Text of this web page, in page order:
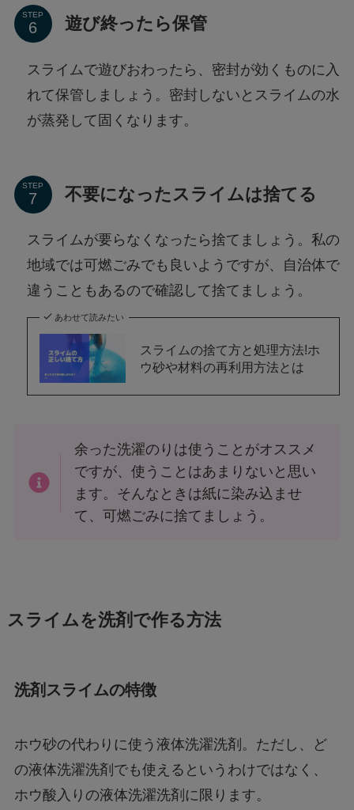
STEP 遊び終ったら保管
スライムで遊びおわったら、密封が効くものに入
れて保管しましょう。密封しないとスライムの水
が蒸発して固くなります。
STEP 不要になったスライムは捨てる
スライムが要らなくなったら捨てましょう。私の
地域では可燃ごみでも良いようですが、自治体で
違うこともあるので確認して捨てましょう。
あわせて読みたい
スライムの捨て方と処理方法!ホ
ウ砂や材料の再利用方法とは
余った洗濯のりは使うことがオススメ
ですが、使うことはあまりないと思い
ます。そんなときは紙に染み込ませ
て、可燃ごみに捨てましょう。
スライムを洗剤で作る方法
洗剤スライムの特徴
ホウ砂の代わりに使う液体洗濯洗剤。ただし、ど
の液体洗濯洗剤でも使えるというわけではなく、
ホウ酸入りの液体洗濯洗剤に限ります。